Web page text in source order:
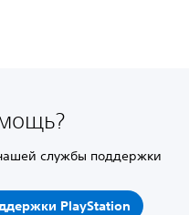
службы поддержки
PlayStation